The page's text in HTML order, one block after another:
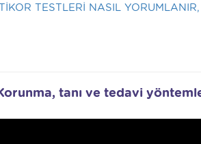
TESTLERİ NASIL YORUMLANIR,
tanı ve tedavi